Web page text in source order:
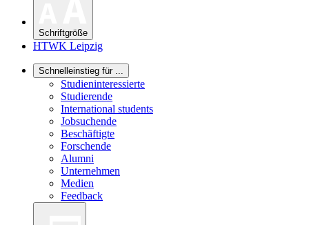
Schriftgröße
HTWK Leipzig
Schnelleinstieg für ...
Studieninteressierte
Studierende
International students
Jobsuchende
Beschäftigte
Forschende
Alumni
Unternehmen
Medien
Feedback